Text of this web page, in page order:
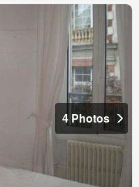
4 Photos